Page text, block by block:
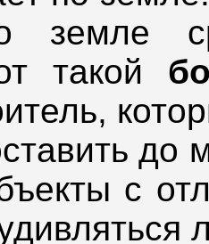
земле
такой
до
с